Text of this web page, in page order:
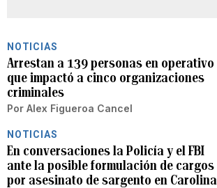
NOTICIAS
Arrestan a 139 personas en operativo
que impactó a cinco organizaciones
criminales
Por Alex Figueroa Cancel
NOTICIAS
En conversaciones la Policía y el FBI
ante la posible formulación de cargos
por asesinato de sargento en Carolina